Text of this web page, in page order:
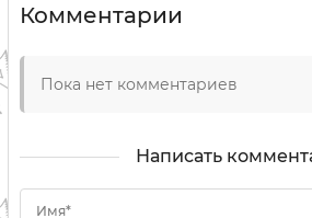
Комментарии
Пока нет комментариев
Написать
Имя*